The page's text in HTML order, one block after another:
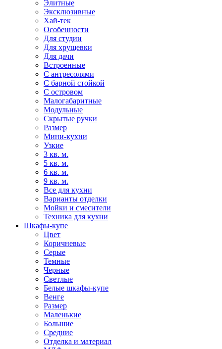
Элитные
Эксклюзивные
Хай-тек
Особенности
Для студии
Для хрущевки
Для дачи
Встроенные
С антресолями
С барной стойкой
С островом
Малогабаритные
Модульные
Скрытые ручки
Размер
Мини-кухни
Узкие
3 кв. м.
5 кв. м.
6 кв. м.
9 кв. м.
Все для кухни
Варианты отделки
Мойки и смесители
Техника для кухни
Шкафы-купе
Цвет
Коричневые
Серые
Темные
Черные
Светлые
Белые шкафы-купе
Венге
Размер
Маленькие
Большие
Средние
Отделка и материал